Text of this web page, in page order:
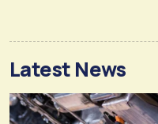
Latest News